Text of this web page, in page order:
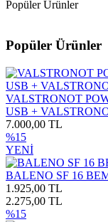
Popüler Ürünler
Popüler Ürünler
VALSTRONOT
USB +
7.000,00 TL
%15
YENİ
BALENO SF 16
1.925,00 TL
2.275,00 TL
%15